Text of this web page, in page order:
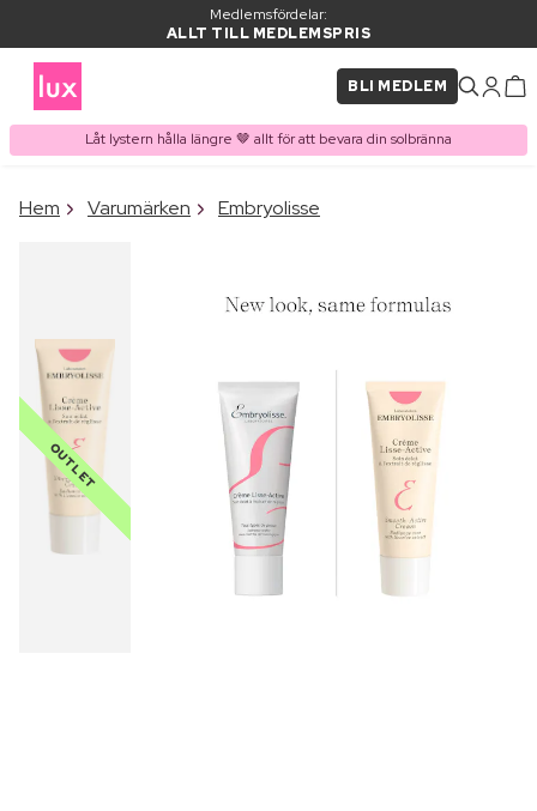
Medlemsfördelar:
ALLT TILL MEDLEMSPRIS
BLI MEDLEM
Låt lystern hålla längre 🤎 allt för att bevara din solbränna
PRODUKT I VARUKORGEN
Ofta köpt tillsammans med
Hem Varumärken Embryolisse
OUTLET